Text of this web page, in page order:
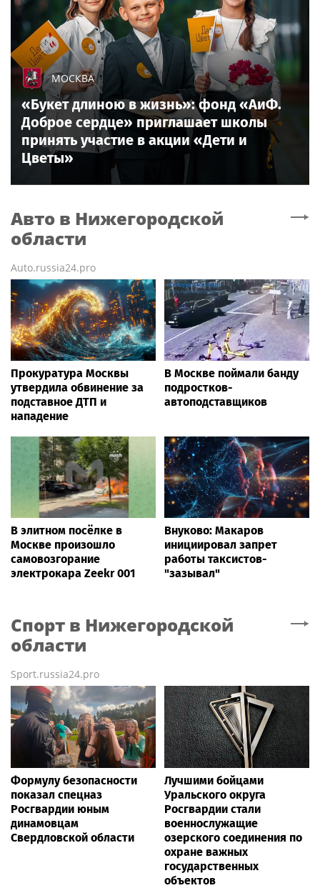
МОСКВА
«Букет длиною в жизнь»: фонд «АиФ.
Доброе сердце» приглашает школы
принять участие в акции «Дети и
Цветы»
Авто в Нижегородской
области
Auto.russia24.pro
Прокуратура Москвы
утвердила обвинение за
подставное ДТП и
нападение
В Москве поймали банду
подростков-
автоподставщиков
В элитном посёлке в
Москве произошло
самовозгорание
электрокара Zeekr 001
Внуково: Макаров
инициировал запрет
работы таксистов-
"зазывал"
Спорт в Нижегородской
области
Sport.russia24.pro
Формулу безопасности
показал спецназ
Росгвардии юным
динамовцам
Свердловской области
Лучшими бойцами
Уральского округа
Росгвардии стали
военнослужащие
озерского соединения по
охране важных
государственных
объектов